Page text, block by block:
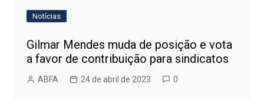
Notícias
Gilmar Mendes muda de posição e vota
a favor de contribuição para sindicatos
ABFA 24 de abril de 2023 0